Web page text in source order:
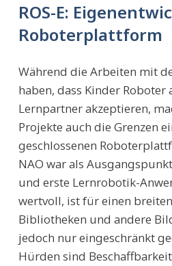
ROS-E:
Roboterplattform
Während die Arbeiten mit
haben, dass Kinder
Lernpartner akzeptieren,
Projekte auch die Grenzen
geschlossenen
NAO war als
und erste Lernrobotik-
wertvoll, ist für einen
Bibliotheken und andere
jedoch nur eingeschränkt
Hürden sind